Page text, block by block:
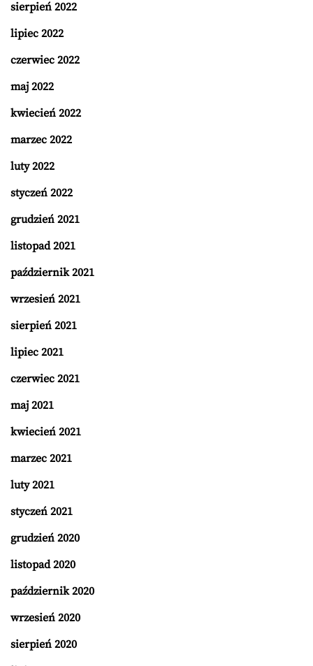
sierpień 2022
lipiec 2022
czerwiec 2022
maj 2022
kwiecień 2022
marzec 2022
luty 2022
styczeń 2022
grudzień 2021
listopad 2021
październik 2021
wrzesień 2021
sierpień 2021
lipiec 2021
czerwiec 2021
maj 2021
kwiecień 2021
marzec 2021
luty 2021
styczeń 2021
grudzień 2020
listopad 2020
październik 2020
wrzesień 2020
sierpień 2020